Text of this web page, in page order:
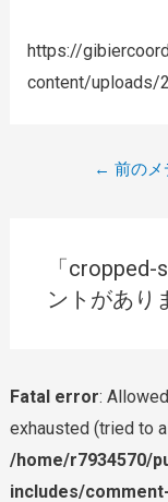
https://
content/uploads/
← 前のメ
「
ントがあり
Fatal error:
exhausted (tried to
/home/r7934570/
includes/